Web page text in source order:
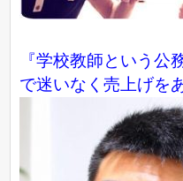
『学校教師という公
で迷いなく売上げを